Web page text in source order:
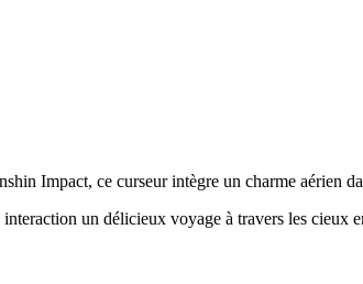
Impact, ce curseur intègre un charme aérien
un délicieux voyage à travers les